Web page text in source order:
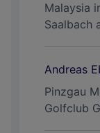
Malaysia
Saalbach
Andreas
Pinzgau
Golfclub